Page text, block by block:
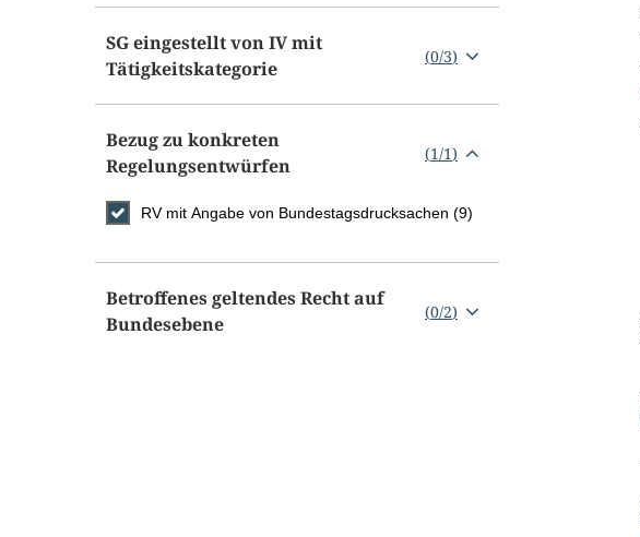
SG eingestellt von IV mit
Tätigkeitskategorie
(0/3)
Bezug zu konkreten
Regelungsentwürfen
(1/1)
RV mit Angabe von Bundestagsdrucksachen (9)
Betroffenes geltendes Recht auf
Bundesebene
(0/2)